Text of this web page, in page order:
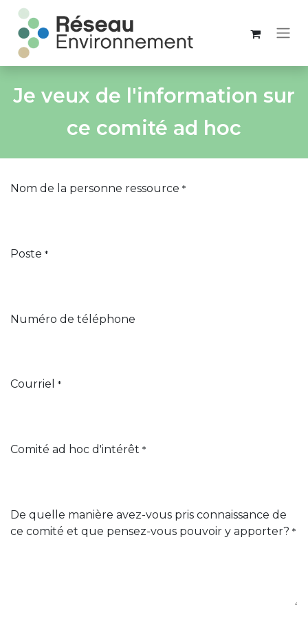
Je veux de l'information sur
ce comité ad hoc
Nom de la personne ressource *
Poste *
Numéro de téléphone
Courriel *
Comité ad hoc d'intérêt *
De quelle manière avez-vous pris connaissance de
ce comité et que pensez-vous pouvoir y apporter? *